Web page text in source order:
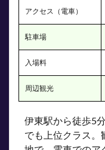
アクセス（電車）
駐車場
入場料
周辺観光
伊東駅から徒歩5
でも上位クラス。